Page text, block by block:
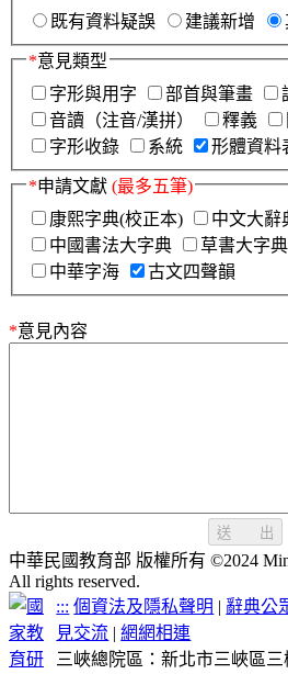
既有資料疑誤
建議新增
*意見類型
字形與用字
部首與筆畫
音讀（注音/漢拼）
釋義
字形收錄
系統 形體資料
*申請文獻 (最多五筆)
康熙字典(校正本)
中文大辭
中國書法大字典
草書大字典
中華字海
古文四聲韻
*意見內容
送 出
中華民國教育部 版權所有 ©2024
All rights reserved.
::: 個資法及隱私聲明 | 辭典公
見交流 |網網相連
三峽總院區：新北市三峽區三